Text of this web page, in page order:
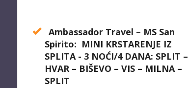
Ambassador Travel – MS San
Spirito: MINI KRSTARENJE IZ
SPLITA - 3 NOĆI/4 DANA: SPLIT –
HVAR – BIŠEVO – VIS – MILNA –
SPLIT